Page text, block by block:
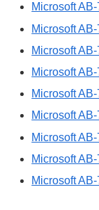
Microsoft
Microsoft
Microsoft
Microsoft
Microsoft
Microsoft
Microsoft
Microsoft
Microsoft